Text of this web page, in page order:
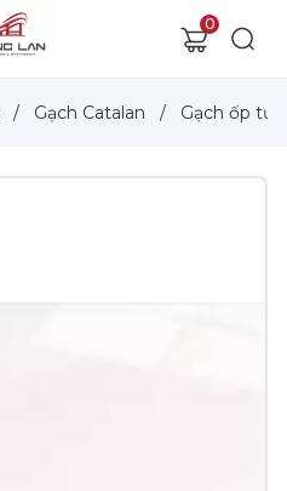
0
/ Gạch Catalan / Gạch ốp